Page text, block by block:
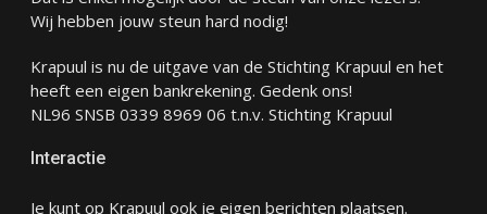
Wij hebben jouw steun hard nodig!
Krapuul is nu de uitgave van de Stichting Krapuul en het
heeft een eigen bankrekening. Gedenk ons!
NL96 SNSB 0339 8969 06 t.n.v. Stichting Krapuul
Interactie
Je kunt op Krapuul ook je eigen berichten plaatsen.